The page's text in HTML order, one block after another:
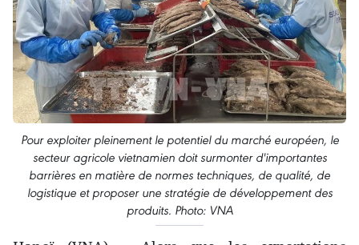
Pour exploiter pleinement le potentiel du marché européen, le
secteur agricole vietnamien doit surmonter d'importantes
barrières en matière de normes techniques, de qualité, de
logistique et proposer une stratégie de développement des
produits. Photo: VNA